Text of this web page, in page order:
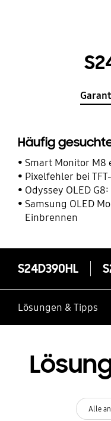
Häufig
Smart Monitor M8
Pixelfehler bei
Odyssey OLED
Samsung OLED
Einbrennen
S24D390HL
Lösungen & Tipps
Alle